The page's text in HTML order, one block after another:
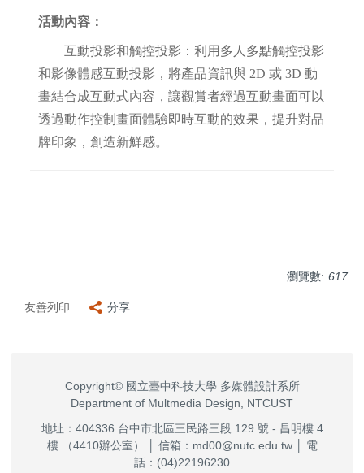
活動內容：
互動投影和觸控投影：利用多人多點觸控投影
和影像體感互動投影，將產品資訊與 2D 或 3D 動
畫結合成互動式內容，讓觀賞者經過互動畫面可以
透過動作控制畫面體驗即時互動的效果，提升對品
牌印象，創造新鮮感。
瀏覽數: 617
友善列印 分享
Copyright© 國立臺中科技大學 多媒體設計系所
Department of Multmedia Design, NTCUST
地址：404336 台中市北區三民路三段 129 號 - 昌明樓 4
樓 （4410辦公室） │ 信箱：md00@nutc.edu.tw │ 電
話：(04)22196230